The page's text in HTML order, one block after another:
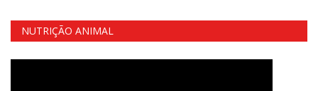
NUTRIÇÃO ANIMAL